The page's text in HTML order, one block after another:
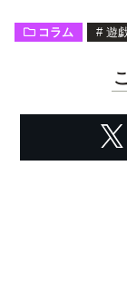
コラム # 遊